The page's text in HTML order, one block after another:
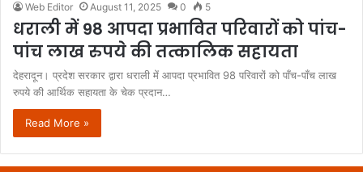
Web Editor August 11, 2025 0 5
धराली में 98 आपदा प्रभावित परिवारों को पांच-
पांच लाख रुपये की तत्कालिक सहायता
देहरादून। प्रदेश सरकार द्वारा धराली में आपदा प्रभावित 98 परिवारों को पाँच-पाँच लाख
रुपये की आर्थिक सहायता के चेक प्रदान…
Read More »